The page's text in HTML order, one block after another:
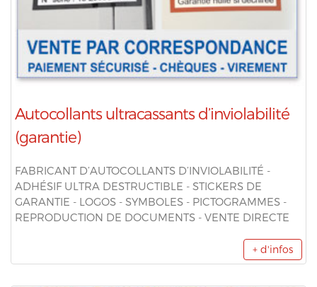
Autocollants ultracassants d’inviolabilité
(garantie)
FABRICANT D’AUTOCOLLANTS D’INVIOLABILITÉ -
ADHÉSIF ULTRA DESTRUCTIBLE - STICKERS DE
GARANTIE - LOGOS - SYMBOLES - PICTOGRAMMES -
REPRODUCTION DE DOCUMENTS - VENTE DIRECTE
+ d'infos